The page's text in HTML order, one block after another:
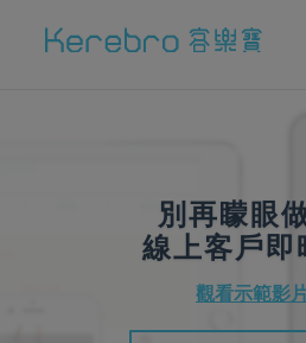
別再矇眼
線上客戶即
觀看示範影